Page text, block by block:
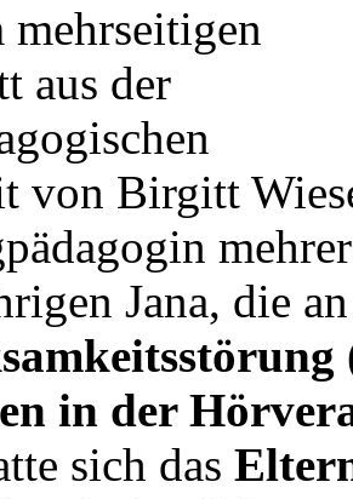
mehrseitigen
aus der
von Birgitt
Jana, die
in der
sich das